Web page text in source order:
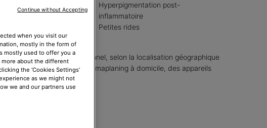
Hyperpigmentation post-
inflammatoire
Petites rides
un traitement professionnel, selon la localisation géographique
Pour effectuer un dermaplaning à domicile, des appareils
et 200 € environ.
when you visit our
mostly in the form of
mostly used to offer you a
more about the different
the ‘Cookies Settings’
as we might not
we and our partners use
Continue without Accepting